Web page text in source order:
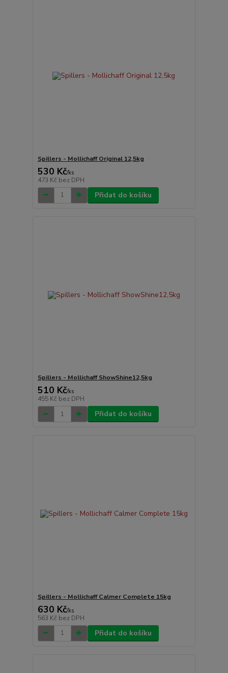
Spillers - Mollichaff Original 12,5kg
530 Kč/ks
473 Kč bez DPH
Přidat do košíku
Spillers - Mollichaff ShowShine12,5kg
510 Kč/ks
455 Kč bez DPH
Přidat do košíku
Spillers - Mollichaff Calmer Complete 15kg
630 Kč/ks
563 Kč bez DPH
Přidat do košíku